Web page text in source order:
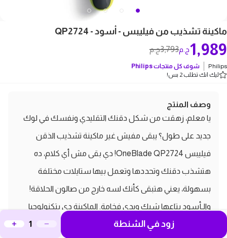
ماكينة تشذيب من فيليبس - أسود - QP2724
3,793ج.م 1,989ج.م
Philips شوف كل منتجاتPhilips
ليك انك تطلب 2 بس!
وصف المنتج
يا معلم، زهقت من شكل دقنك التقليدي ونفسك في لوك
جديد على طول؟ يبقى مفيش غير ماكينة تشذيب الذقن
فيليبس OneBlade QP2724! دي بقى مش أي كلام، ده
هتشذب دقنك وتحددها وتعمل بيها ستايلات مختلفة
بسهولة، يعني هتبقى كأنك لسه خارج من صالون الحلاقة!
والـأسود بتاعها شيك ويدي فخامة. الماكينة دي بتكنولوجيا
OneBlade الفريدة اللي مبتجرحش البشرة، يعني هتقدر تحلق
زود في الشنطة